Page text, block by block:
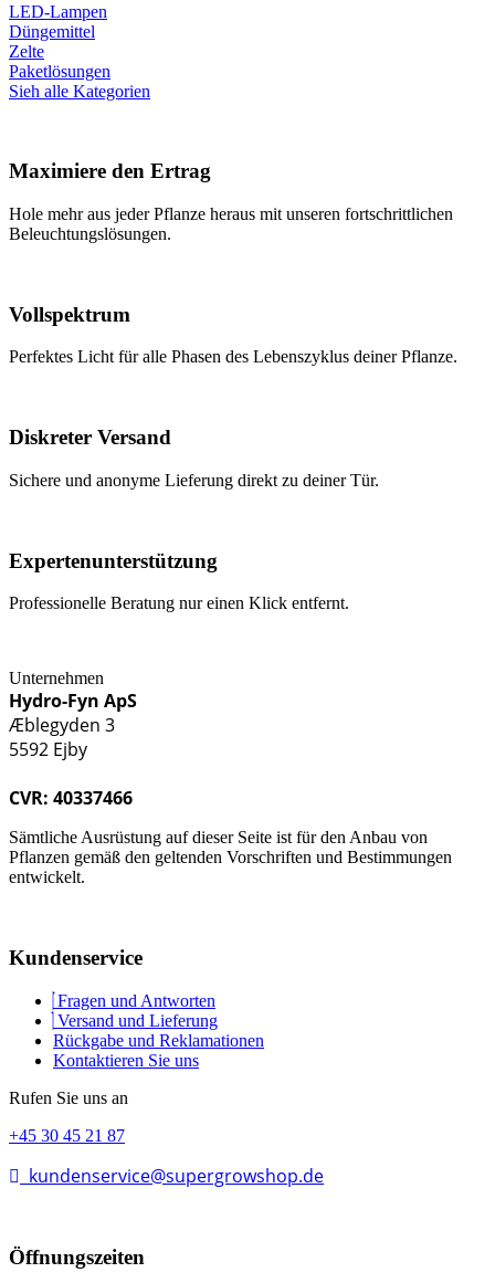
LED-Lampen
Düngemittel
Zelte
Paketlösungen
Sieh alle Kategorien
Maximiere den Ertrag
Hole mehr aus jeder Pflanze heraus mit unseren fortschrittlichen
Beleuchtungslösungen.
Vollspektrum
Perfektes Licht für alle Phasen des Lebenszyklus deiner Pflanze.
Diskreter Versand
Sichere und anonyme Lieferung direkt zu deiner Tür.
Expertenunterstützung
Professionelle Beratung nur einen Klick entfernt.
Unternehmen
Hydro-Fyn ApS
Æblegyden 3
5592 Ejby
CVR: 40337466
Sämtliche Ausrüstung auf dieser Seite ist für den Anbau von
Pflanzen gemäß den geltenden Vorschriften und Bestimmungen
entwickelt.
Kundenservice
Fragen und Antworten
Versand und Lieferung
Rückgabe und Reklamationen
Kontaktieren Sie uns
Rufen Sie uns an
+45 30 45 21 87
kundenservice@supergrowshop.de
Öffnungszeiten